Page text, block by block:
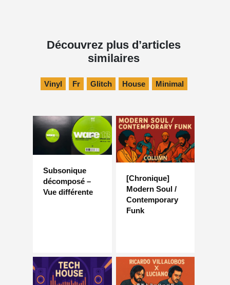
Découvrez plus d’articles
similaires
Vinyl Fr Glitch House Minimal
Subsonique
décomposé –
Vue différente
[Chronique]
Modern Soul /
Contemporary
Funk